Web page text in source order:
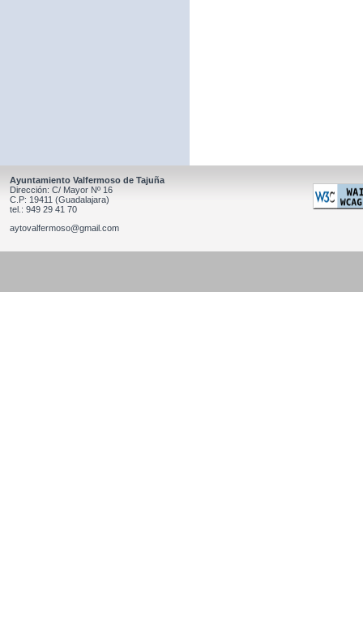
Ayuntamiento Valfermoso de Tajuña
Dirección: C/ Mayor Nº 16
C.P: 19411 (Guadalajara)
tel.: 949 29 41 70
aytovalfermoso@gmail.com